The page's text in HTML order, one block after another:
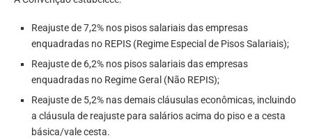
Reajuste de 7,2% nos pisos salariais das empresas
enquadradas no REPIS (Regime Especial de Pisos Salariais);
Reajuste de 6,2% nos pisos salariais das empresas
enquadradas no Regime Geral (Não REPIS);
Reajuste de 5,2% nas demais cláusulas econômicas, incluindo
a cláusula de reajuste para salários acima do piso e a cesta
básica/vale cesta.